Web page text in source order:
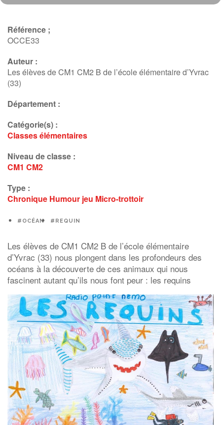
Référence ;
OCCE33
Auteur :
Les élèves de CM1 CM2 B de l’école élémentaire d’Yvrac
(33)
Département :
Catégorie(s) :
Classes élémentaires
Niveau de classe :
CM1 CM2
Type :
Chronique Humour jeu Micro-trottoir
#OCÉAN #REQUIN
Les élèves de CM1 CM2 B de l’école élémentaire
d’Yvrac (33) nous plongent dans les profondeurs des
océans à la découverte de ces animaux qui nous
fascinent autant qu’ils nous font peur : les requins